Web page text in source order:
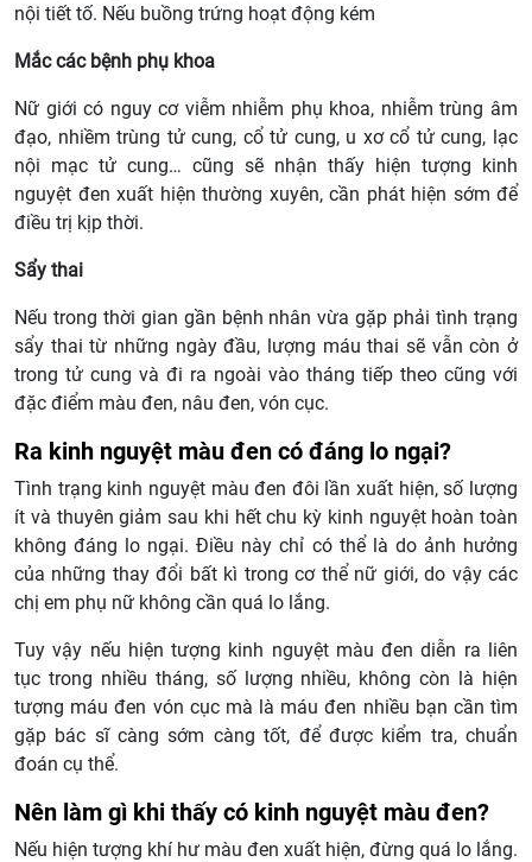
nội tiết tố. Nếu buồng trứng hoạt động kém
Mắc các bệnh phụ khoa
Nữ giới có nguy cơ viễm nhiễm phụ khoa, nhiễm trùng âm
đạo, nhiềm trùng tử cung, cổ tử cung, u xơ cổ tử cung, lạc
nội mạc tử cung… cũng sẽ nhận thấy hiện tượng kinh
nguyệt đen xuất hiện thường xuyên, cần phát hiện sớm để
điều trị kịp thời.
Sẩy thai
Nếu trong thời gian gần bệnh nhân vừa gặp phải tình trạng
sẩy thai từ những ngày đầu, lượng máu thai sẽ vẫn còn ở
trong tử cung và đi ra ngoài vào tháng tiếp theo cũng với
đặc điểm màu đen, nâu đen, vón cục.
Ra kinh nguyệt màu đen có đáng lo ngại?
Tình trạng kinh nguyệt màu đen đôi lần xuất hiện, số lượng
ít và thuyên giảm sau khi hết chu kỳ kinh nguyệt hoàn toàn
không đáng lo ngại. Điều này chỉ có thể là do ảnh hưởng
của những thay đổi bất kì trong cơ thể nữ giới, do vậy các
chị em phụ nữ không cần quá lo lắng.
Tuy vậy nếu hiện tượng kinh nguyệt màu đen diễn ra liên
tục trong nhiều tháng, số lượng nhiều, không còn là hiện
tượng máu đen vón cục mà là máu đen nhiều bạn cần tìm
gặp bác sĩ càng sớm càng tốt, để được kiểm tra, chuẩn
đoán cụ thể.
Nên làm gì khi thấy có kinh nguyệt màu đen?
Nếu hiện tượng khí hư màu đen xuất hiện, đừng quá lo lắng.